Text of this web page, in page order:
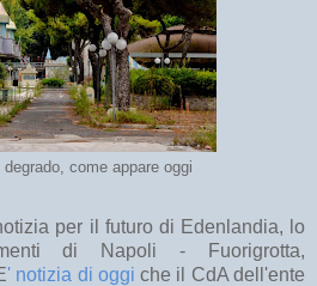
degrado, come appare oggi
per il futuro di Edenlandia, lo
di Napoli - Fuorigrotta,
' notizia di oggi che il CdA dell'ente